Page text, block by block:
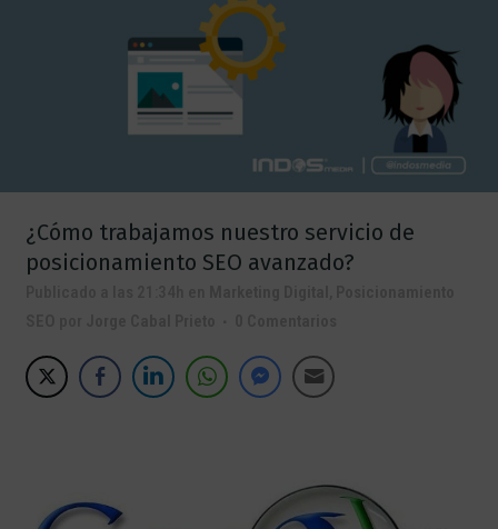
¿Cómo trabajamos nuestro servicio de
posicionamiento SEO avanzado?